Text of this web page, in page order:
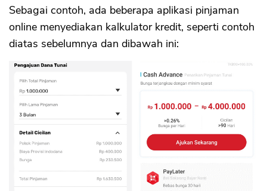
Sebagai contoh, ada beberapa aplikasi pinjaman
online menyediakan kalkulator kredit, seperti contoh
diatas sebelumnya dan dibawah ini: